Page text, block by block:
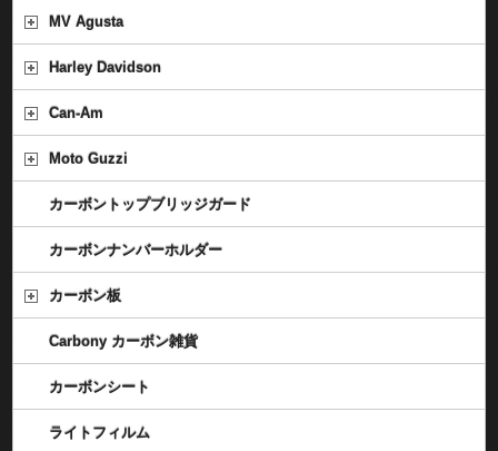
MV Agusta
Harley Davidson
Can-Am
Moto Guzzi
カーボントップブリッジガード
カーボンナンバーホルダー
カーボン板
Carbony カーボン雑貨
カーボンシート
ライトフィルム